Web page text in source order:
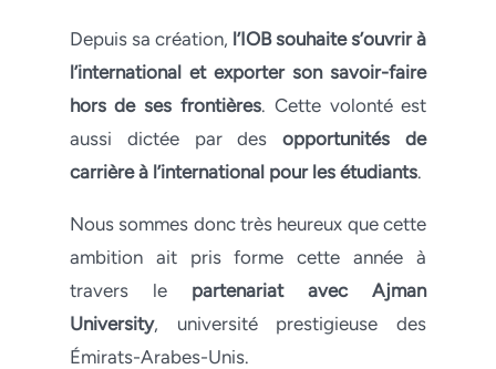
Depuis sa création, l’IOB souhaite s’ouvrir à
l’international et exporter son savoir-faire
hors de ses frontières. Cette volonté est
aussi dictée par desopportunités de
carrière à l’international pour les étudiants.
Nous sommes donc très heureux que cette
ambition ait pris forme cette année à
travers le partenariat avec Ajman
University, université prestigieuse des
Émirats-Arabes-Unis.